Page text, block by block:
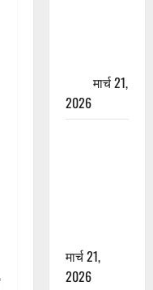
मार्च 21,
2026
मार्च 21,
2026